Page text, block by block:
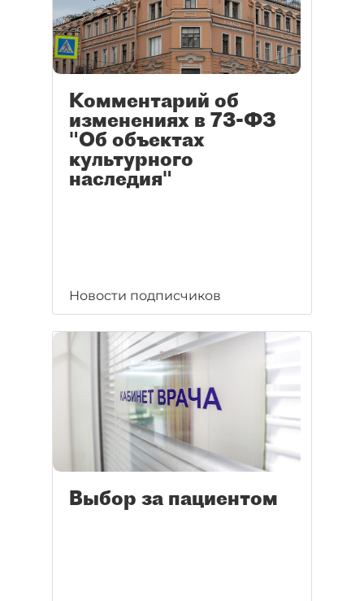
Комментарий об
изменениях в 73-ФЗ
"Об объектах
культурного
наследия"
Новости подписчиков
Выбор за пациентом